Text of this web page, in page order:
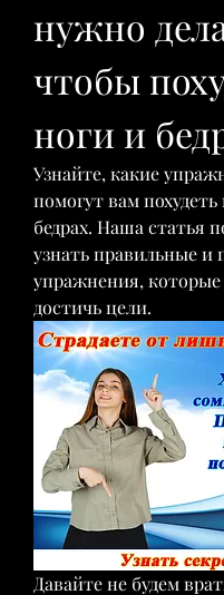
нужно
чтобы
ноги и
Узнайте, какие
помогут вам похудеть
бедрах. Наша статья
узнать правильные и
упражнения, которые
достичь цели.
Давайте не будем